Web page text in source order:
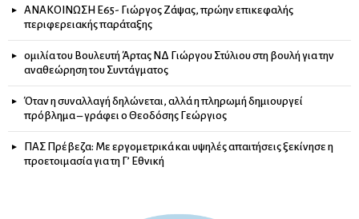
ΑΝΑΚΟΙΝΩΣΗ Ε65- Γιώργος Ζάψας, πρώην επικεφαλής
περιφερειακής παράταξης
ομιλία του Βουλευτή Άρτας ΝΔ Γιώργου Στύλιου στη βουλή για την
αναθεώρηση του Συντάγματος
Όταν η συναλλαγή δηλώνεται, αλλά η πληρωμή δημιουργεί
πρόβλημα – γράφει ο Θεοδόσης Γεώργιος
ΠΑΣ Πρέβεζα: Με εργομετρικά και υψηλές απαιτήσεις ξεκίνησε η
προετοιμασία για τη Γ’ Εθνική